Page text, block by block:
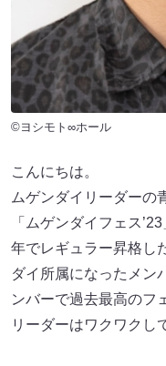
©ヨシモト∞ホール
こんにちは。
ムゲンダイリーダーの
「ムゲンダイフェス
年でレギュラー昇格し
ダイ所属になったメン
ンバーで過去最高のフ
リーダーはワクワクし